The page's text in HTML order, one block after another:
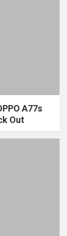
A77s
Out